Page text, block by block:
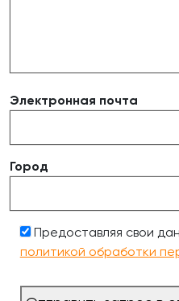
Электронная почта
Город
Предоставляя свои
политикой обработки